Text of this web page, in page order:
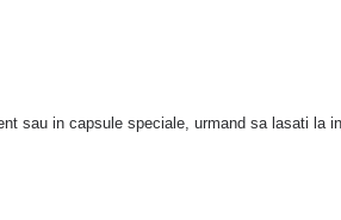
sau in capsule speciale, urmand sa lasati la